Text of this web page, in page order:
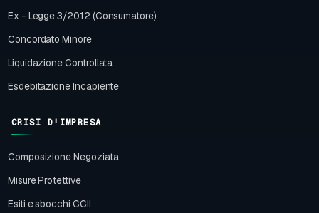
Ex - Legge 3/2012 (Consumatore)
Concordato Minore
Liquidazione Controllata
Esdebitazione Incapiente
CRISI D'IMPRESA
Composizione Negoziata
Misure Protettive
Esiti e sbocchi CCII